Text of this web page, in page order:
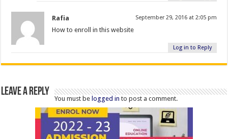
Rafia September 29, 2016 at 2:05 pm
How to enroll in this website
Log in to Reply
Leave a Reply
You must belogged in to post a comment.